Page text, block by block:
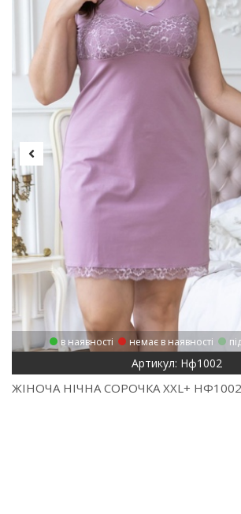
в наявності немає в наявності
Артикул: Нф1002
ЖІНОЧА НІЧНА СОРОЧКА XXL+